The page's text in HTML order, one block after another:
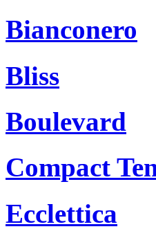
Bianconero
Bliss
Boulevard
Compact
Ecclettica